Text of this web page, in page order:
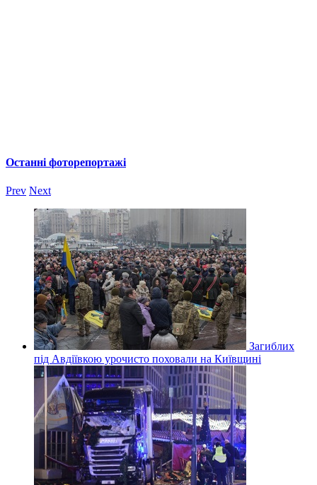
Останні фоторепортажі
Prev Next
Загиблих
під Авдіївкою урочисто поховали на Київщині